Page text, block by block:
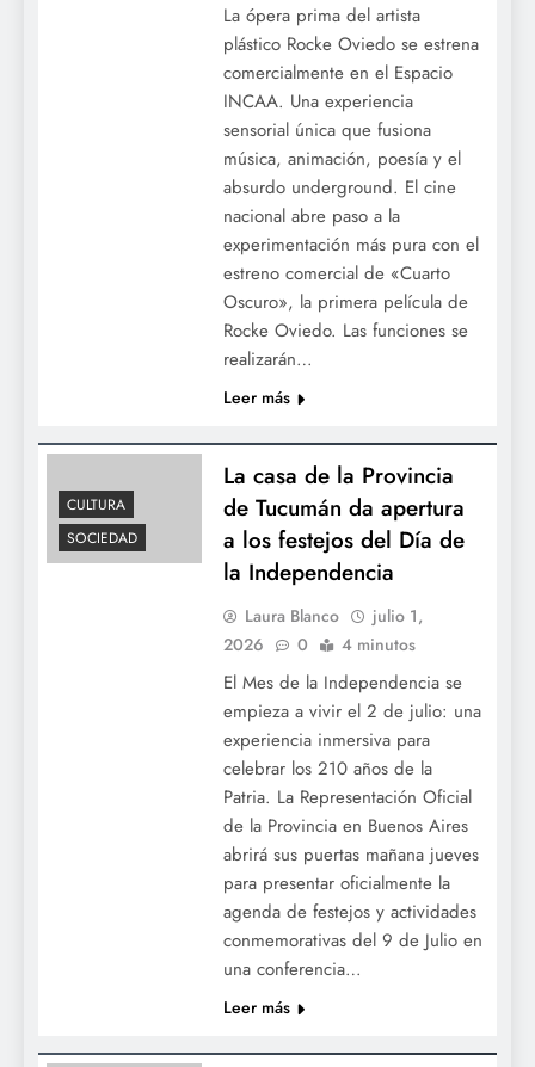
«Solución Rápida»: El espejo de la vida
conyugal que nos invita a reírnos de
Regresa la magia del teatro integrado: se
estrena «Abuela Luna», una aventura
espacial y ecológica para toda la familia
Denuncian que Adorni le pagó en dólares
un año de alquiler adelantado a la madre
La ópera prima del artista
plástico Rocke Oviedo se estrena
comercialmente en el Espacio
INCAA. Una experiencia
sensorial única que fusiona
música, animación, poesía y el
absurdo underground. El cine
nacional abre paso a la
experimentación más pura con el
estreno comercial de «Cuarto
Oscuro», la primera película de
Rocke Oviedo. Las funciones se
realizarán…
Leer más
CULTURA
SOCIEDAD
La casa de la Provincia
de Tucumán da apertura
a los festejos del Día de
la Independencia
Laura Blanco
julio 1,
2026
0 4 minutos
El Mes de la Independencia se
empieza a vivir el 2 de julio: una
experiencia inmersiva para
celebrar los 210 años de la
Patria. La Representación Oficial
de la Provincia en Buenos Aires
abrirá sus puertas mañana jueves
para presentar oficialmente la
agenda de festejos y actividades
conmemorativas del 9 de Julio en
una conferencia…
Leer más